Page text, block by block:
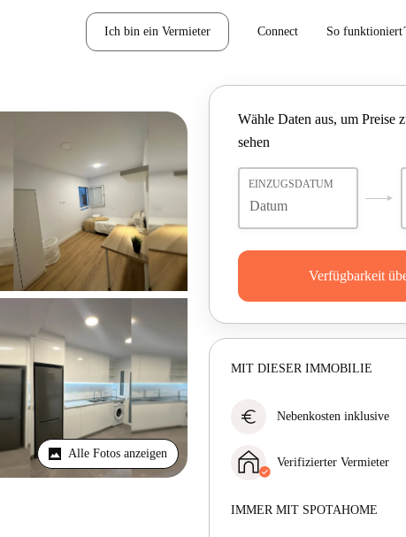
Ich bin ein Vermieter Connect So
Alle Fotos anzeigen
Wähle Daten aus, um Preise
sehen
EINZUGSDATUM
Verfügbarkeit
MIT DIESER IMMOBILIE
euro Nebenkosten inklusive
– Miete und Betriebskosten
unkompliziertes
Verifizierter Vermieter
Mehr über diesen Vermieter
IMMER MIT SPOTAHOME